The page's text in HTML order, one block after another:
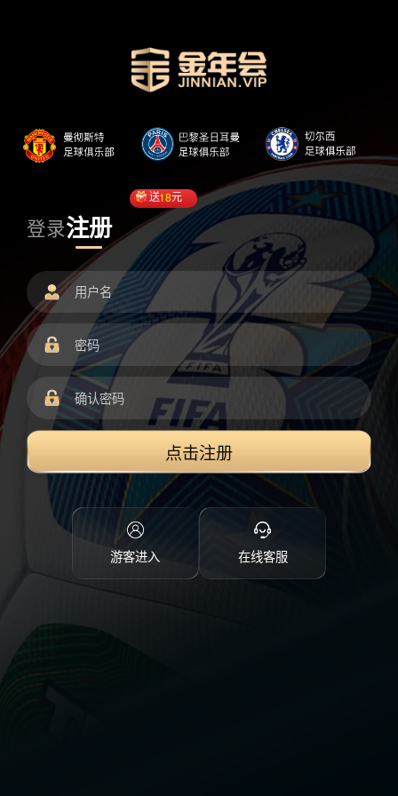
登录注册
送18元
点击注册
游客进入 在线客服